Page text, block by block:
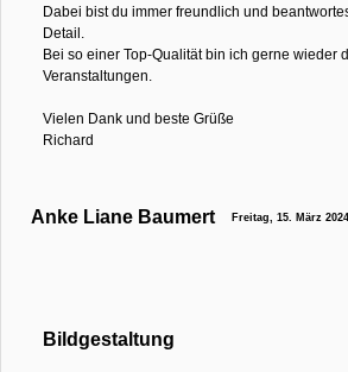
Dabei bist du immer freundlich und
Detail.
Bei so einer Top-Qualität bin ich gerne wieder
Veranstaltungen.
Vielen Dank und beste Grüße
Richard
Anke Liane Baumert Freitag, 15. März
Bildgestaltung